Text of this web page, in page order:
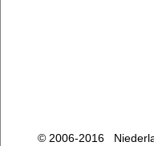
© 2006-2016